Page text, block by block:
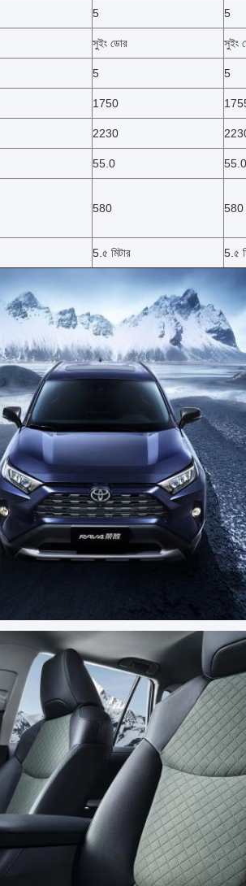
5 5
সুইং ডোর সুইং
5 5
1750
2230
55.0 55.0
580 580
5.৫ মিটার 5.৫